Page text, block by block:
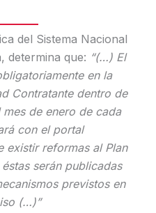
del Sistema Nacional
determina que: “(…) El
en la
Contratante dentro de
de enero de cada
con el portal
existir reformas al Plan
serán publicadas
previstos en
(…)”